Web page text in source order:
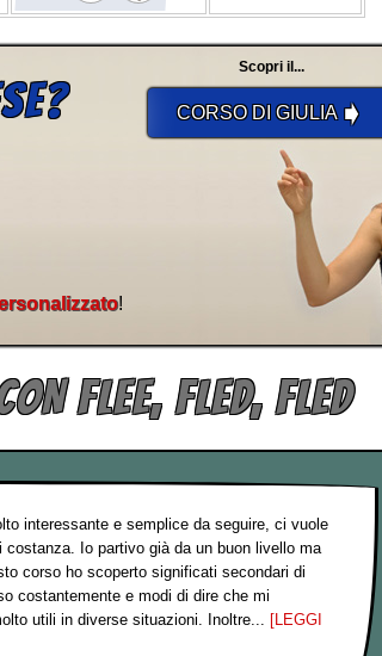
!
Scopri il...
CORSO DI GIULIA➧
FLEE, FLED, FLED
interessante e semplice da seguire, ci vuole
costanza. Io partivo già da un buon livello ma
corso ho scoperto significati secondari di
costantemente e modi di dire che mi
utili in diverse situazioni. Inoltre... [LEGGI